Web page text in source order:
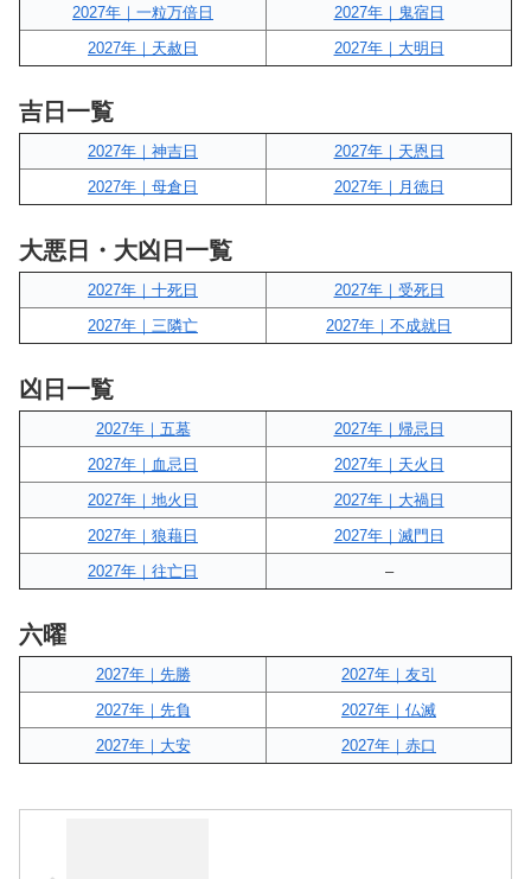
2027年｜一粒万倍日
2027年｜鬼宿日
2027年｜天赦日
2027年｜大明日
吉日一覧
2027年｜神吉日
2027年｜天恩日
2027年｜母倉日
2027年｜月徳日
大悪日・大凶日一覧
2027年｜十死日
2027年｜受死日
2027年｜三隣亡
2027年｜不成就日
凶日一覧
2027年｜五墓
2027年｜帰忌日
2027年｜血忌日
2027年｜天火日
2027年｜地火日
2027年｜大禍日
2027年｜狼藉日
2027年｜滅門日
2027年｜往亡日
–
六曜
2027年｜先勝
2027年｜友引
2027年｜先負
2027年｜仏滅
2027年｜大安
2027年｜赤口